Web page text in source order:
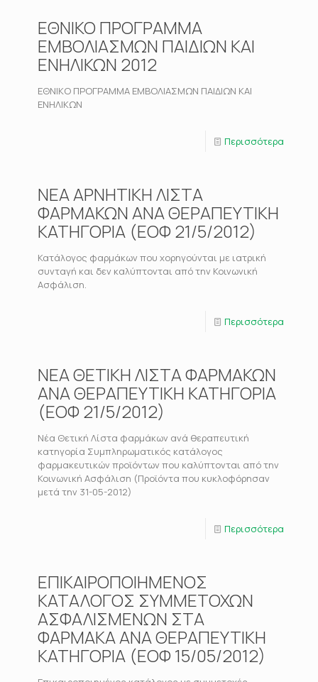
ΕΘΝΙΚΟ ΠΡΟΓΡΑΜΜΑ
ΕΜΒΟΛΙΑΣΜΩΝ ΠΑΙΔΙΩΝ ΚΑΙ
ΕΝΗΛΙΚΩΝ 2012
ΕΘΝΙΚΟ ΠΡΟΓΡΑΜΜΑ ΕΜΒΟΛΙΑΣΜΩΝ ΠΑΙΔΙΩΝ ΚΑΙ
ΕΝΗΛΙΚΩΝ
Περισσότερα
ΝΕΑ ΑΡΝΗΤΙΚΗ ΛΙΣΤΑ
ΦΑΡΜΑΚΩΝ ΑΝΑ ΘΕΡΑΠΕΥΤΙΚΗ
ΚΑΤΗΓΟΡΙΑ (ΕΟΦ 21/5/2012)
Κατάλογος φαρμάκων που χορηγούνται με ιατρική
συνταγή και δεν καλύπτονται από την Κοινωνική
Ασφάλιση.
Περισσότερα
ΝΕΑ ΘΕΤΙΚΗ ΛΙΣΤΑ ΦΑΡΜΑΚΩΝ
ΑΝΑ ΘΕΡΑΠΕΥΤΙΚΗ ΚΑΤΗΓΟΡΙΑ
(ΕΟΦ 21/5/2012)
Νέα Θετική Λίστα φαρμάκων ανά θεραπευτική
κατηγορία Συμπληρωματικός κατάλογος
φαρμακευτικών προϊόντων που καλύπτονται από την
Κοινωνική Ασφάλιση (Προϊόντα που κυκλοφόρησαν
μετά την 31-05-2012)
Περισσότερα
ΕΠΙΚΑΙΡΟΠΟΙΗΜΕΝΟΣ
ΚΑΤΑΛΟΓΟΣ ΣΥΜΜΕΤΟΧΩΝ
ΑΣΦΑΛΙΣΜΕΝΩΝ ΣΤΑ
ΦΑΡΜΑΚΑ ΑΝΑ ΘΕΡΑΠΕΥΤΙΚΗ
ΚΑΤΗΓΟΡΙΑ (ΕΟΦ 15/05/2012)